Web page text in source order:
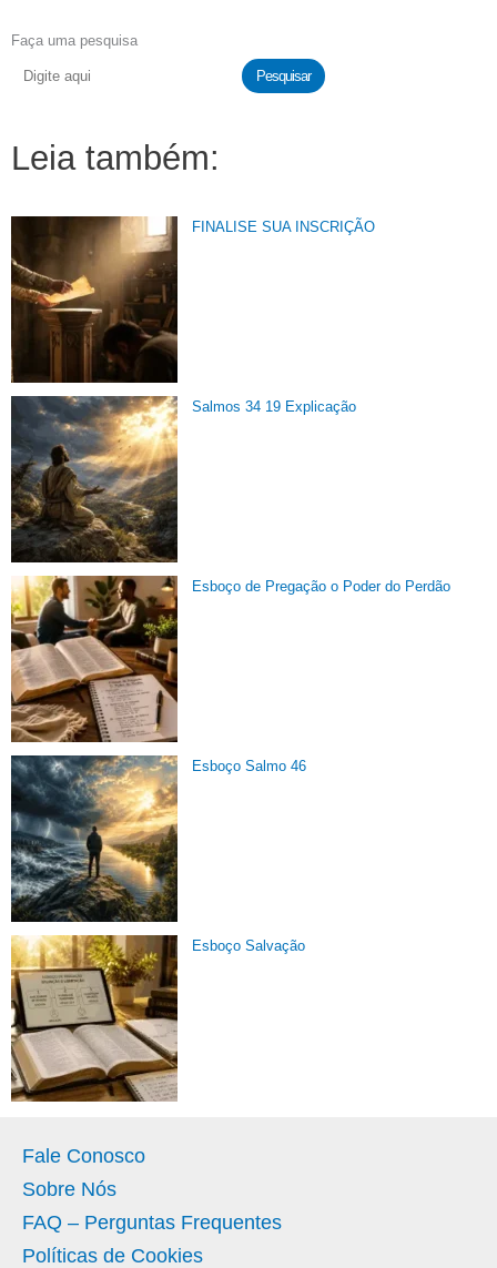
Faça uma pesquisa
Pesquisar
Leia também:
FINALISE SUA INSCRIÇÃO
Salmos 34 19 Explicação
Esboço de Pregação o Poder do Perdão
Esboço Salmo 46
Esboço Salvação
Fale Conosco
Sobre Nós
FAQ – Perguntas Frequentes
Políticas de Cookies